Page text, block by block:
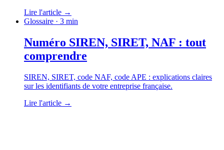
Lire l'article →
Glossaire · 3 min
Numéro SIREN, SIRET, NAF : tout
comprendre
SIREN, SIRET, code NAF, code APE : explications claires
sur les identifiants de votre entreprise française.
Lire l'article →